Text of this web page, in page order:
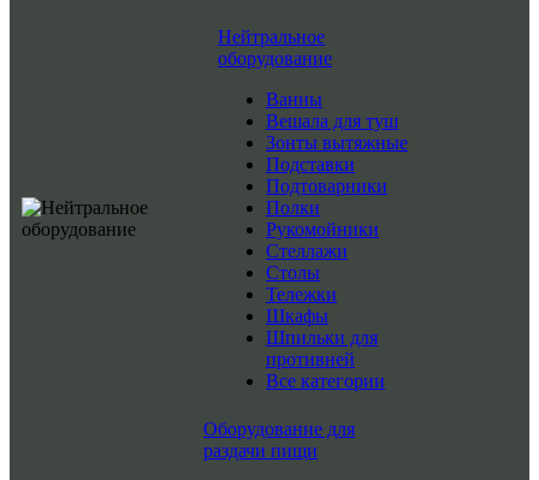
Нейтральное
оборудование
Ванны
Вешала для туш
Зонты вытяжные
Подставки
Подтоварники
Полки
Рукомойники
Стеллажи
Столы
Тележки
Шкафы
Шпильки для
противней
Все категории
Оборудование для
раздачи пищи